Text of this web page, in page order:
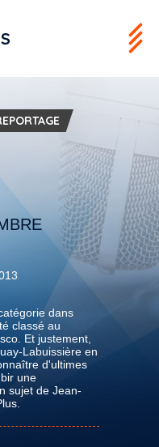
dans
classé au
Et justement,
Labuissière en
d'ultimes
une
sujet de Jean-